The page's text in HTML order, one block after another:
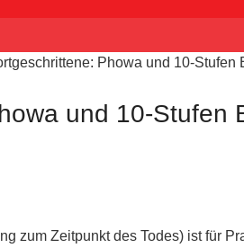
Phowa und 10-
und 10-
zum Zeitpunkt des Todes) ist für